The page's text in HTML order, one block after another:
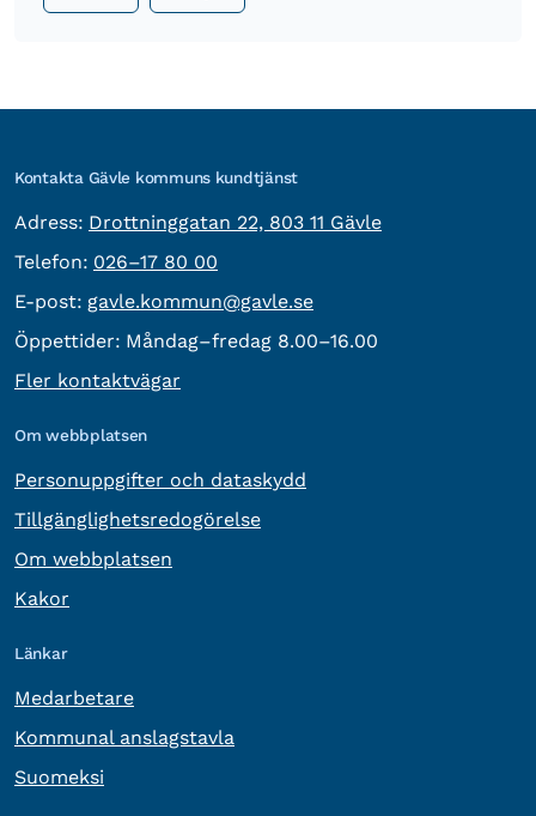
Kontakta Gävle kommuns kundtjänst
Adress: besöksadress:
Drottninggatan 22, 803 11 Gävle
Telefon: Telefon:
026–17 80 00
E-post: E-post:
gavle.kommun@gavle.se
Öppettider: Måndag–fredag 8.00–16.00
Fler kontaktvägar
Om webbplatsen
Personuppgifter och dataskydd
Tillgänglighetsredogörelse
Om webbplatsen
Kakor
Länkar
Medarbetare
Kommunal anslagstavla
Suomeksi